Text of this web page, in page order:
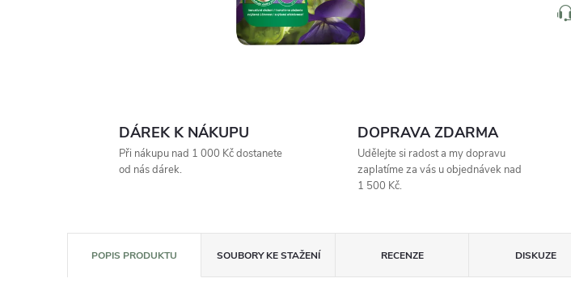
DÁREK K NÁKUPU
Při nákupu nad 1 000 Kč dostanete
od nás dárek.
DOPRAVA ZDARMA
Udělejte si radost a my dopravu
zaplatíme za vás u objednávek nad
1 500 Kč.
POPIS PRODUKTU SOUBORY KE STAŽENÍ RECENZE DISKUZE